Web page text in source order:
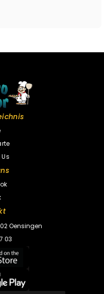
Oensingen
03